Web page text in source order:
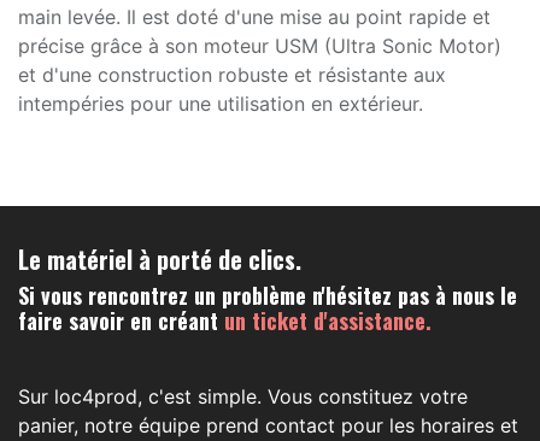
main levée. Il est doté d'une mise au point rapide et
précise grâce à son moteur USM (Ultra Sonic Motor)
et d'une construction robuste et résistante aux
intempéries pour une utilisation en extérieur.
Le matériel à porté de clics.
Si vous rencontrez un problème n'hésitez pas à nous le
faire savoir en créant un ticket d'assistance.
Sur loc4prod, c'est simple. Vous constituez votre
panier, notre équipe prend contact pour les horaires et